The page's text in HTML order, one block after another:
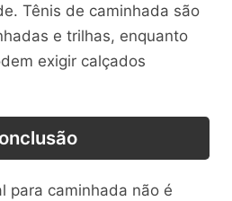
Tênis de caminhada são
e trilhas, enquanto
exigir calçados
para caminhada não é